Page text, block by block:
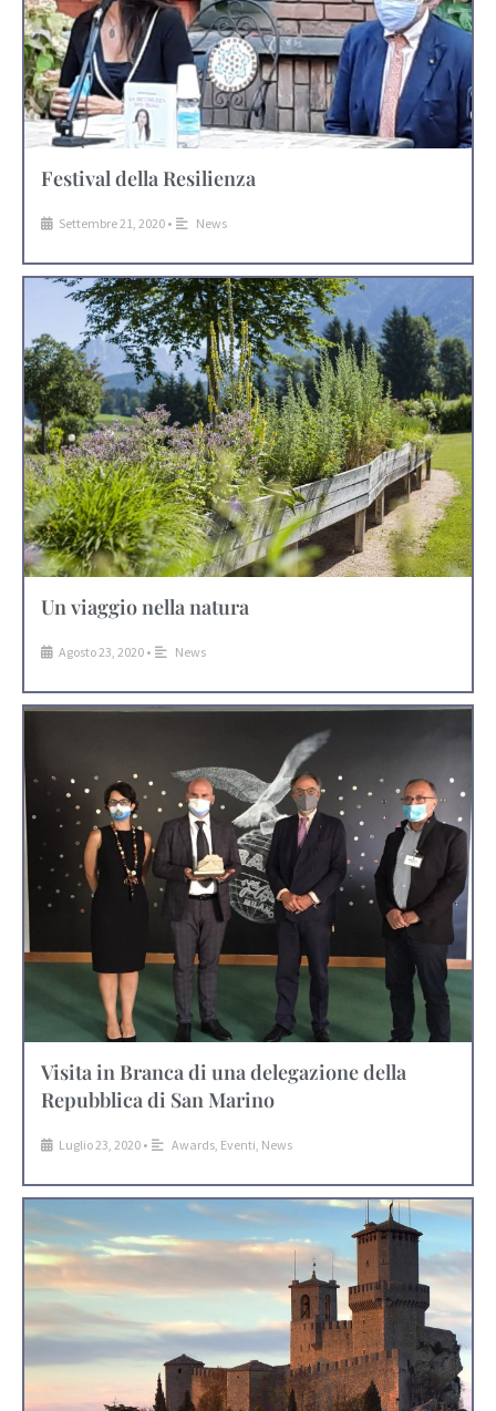
Festival della Resilienza
Settembre 21, 2020 • News
Un viaggio nella natura
Agosto 23, 2020 • News
Visita in Branca di una delegazione della
Repubblica di San Marino
Luglio 23, 2020 • Awards Eventi News